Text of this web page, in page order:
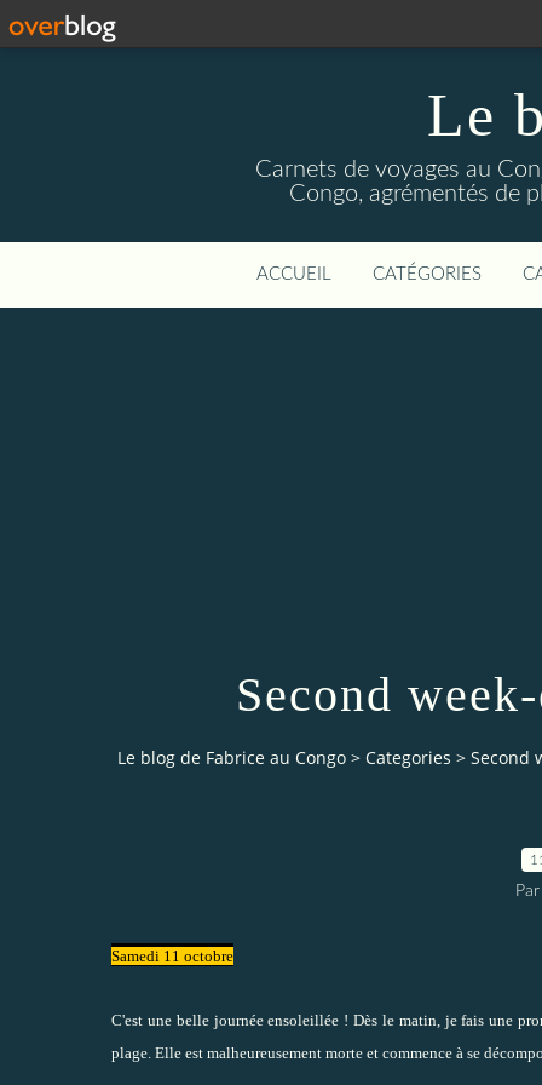
Le
Carnets de voyages au
Congo, agrémentés de
ACCUEIL CATÉGORIES
Second
Le blog de Fabrice au Congo > Categories > Second
Samedi 11 octobre
C'est une belle journée ensoleillée ! Dès le matin, je fais une
plage. Elle est malheureusement morte et commence à se